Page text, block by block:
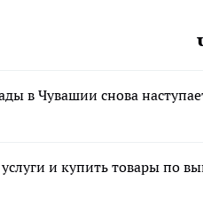
в Чувашии снова
услуги и купить товары по